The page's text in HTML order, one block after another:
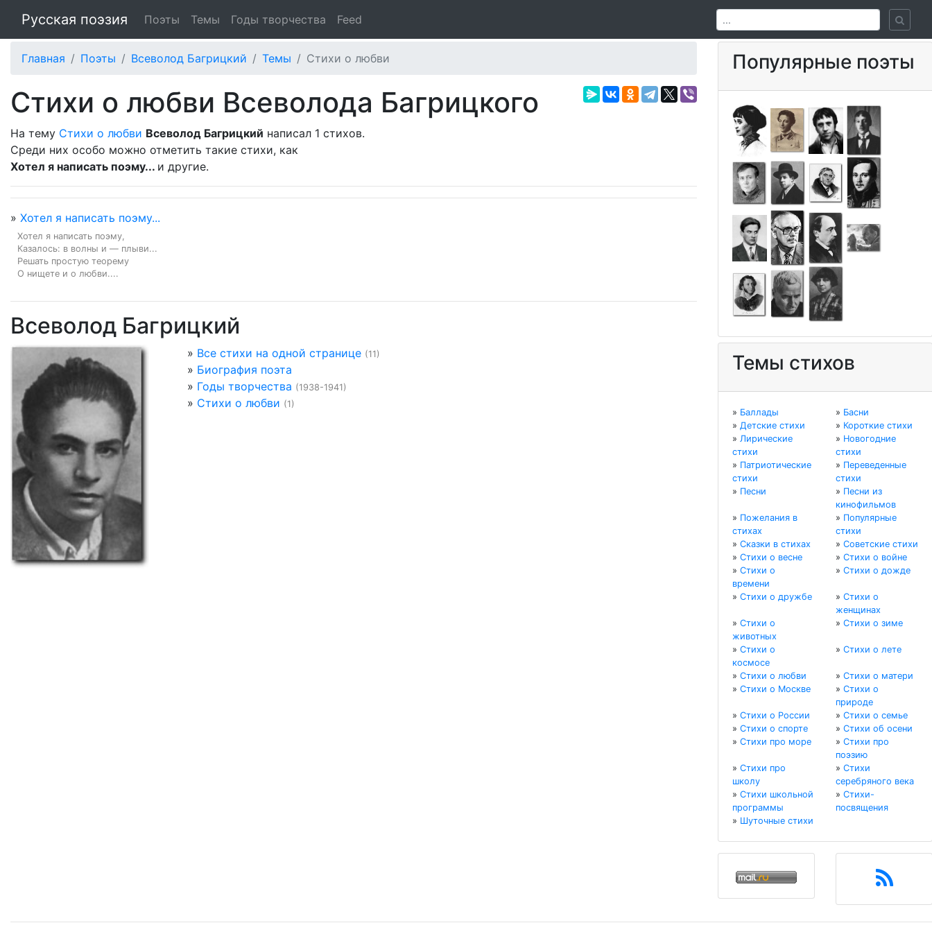
Русская поэзия Поэты Темы Годы творчества Feed
Главная Поэты Всеволод Багрицкий Темы Стихи о любви
Стихи о любви Всеволода Багрицкого
На тему Стихи о любви Всеволод Багрицкий написал 1 стихов.
Среди них особо можно отметить такие стихи, как
Хотел я написать поэму... и другие.
» Хотел я написать поэму...
Хотел я написать поэму,
Казалось: в волны и — плыви...
Решать простую теорему
О нищете и о любви....
Всеволод Багрицкий
» Все стихи на одной странице (11)
» Биография поэта
» Годы творчества (1938-1941)
» Стихи о любви (1)
Популярные поэты
Темы стихов
» Баллады » Басни
» Детские стихи » Короткие стихи
» Лирические
стихи
» Новогодние
стихи
» Патриотические
стихи
» Переведенные
стихи
» Песни » Песни из
кинофильмов
» Пожелания в
стихах
» Популярные
стихи
» Сказки в стихах » Советские стихи
» Стихи о весне » Стихи о войне
» Стихи о
времени
» Стихи о дожде
» Стихи о дружбе » Стихи о
женщинах
» Стихи о
животных
» Стихи о зиме
» Стихи о
космосе
» Стихи о лете
» Стихи о любви » Стихи о матери
» Стихи о Москве » Стихи о
природе
» Стихи о России » Стихи о семье
» Стихи о спорте » Стихи об осени
» Стихи про море » Стихи про
поэзию
» Стихи про
школу
» Стихи
серебряного века
» Стихи школьной
программы
» Стихи-
посвящения
» Шуточные стихи